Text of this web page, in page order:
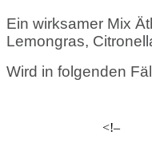
Ein wirksamer Mix
Lemongras,
Wird in folgenden
<!–